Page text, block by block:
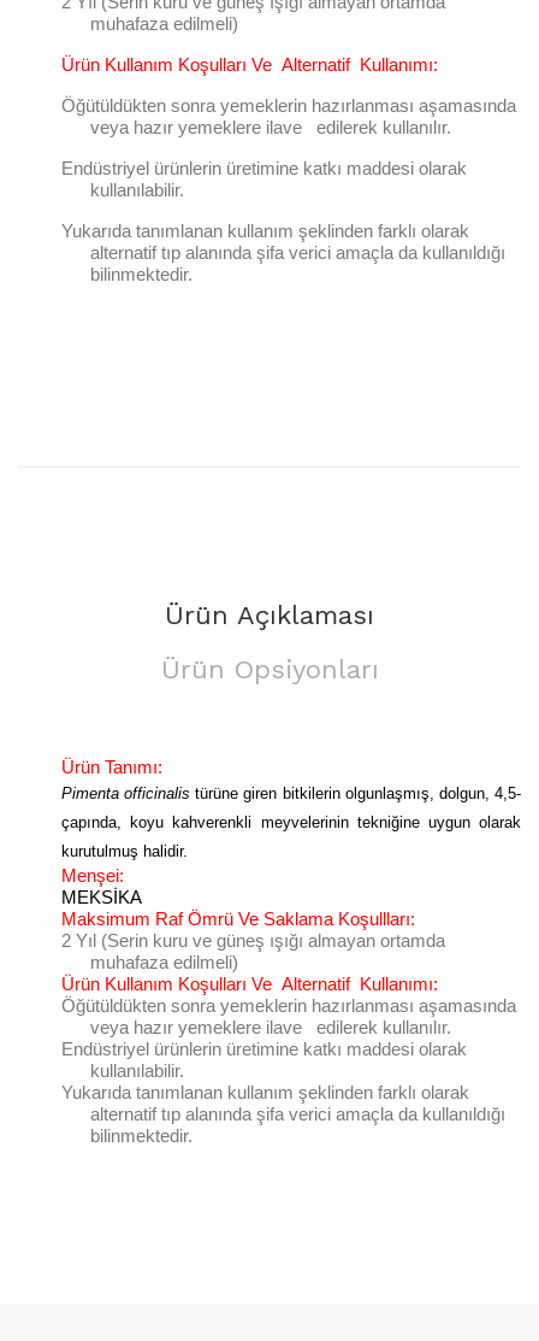
muhafaza edilmeli)
Ürün Kullanım Koşulları Ve Alternatif Kullanımı:
Öğütüldükten sonra yemeklerin hazırlanması aşamasında
veya hazır yemeklere ilave
edilerek kullanılır.
Endüstriyel ürünlerin üretimine katkı maddesi olarak
kullanılabilir.
Yukarıda tanımlanan kullanım şeklinden farklı olarak
alternatif tıp alanında şifa verici amaçla da kullanıldığı
bilinmektedir.
Ürün Açıklaması
Ürün Opsiyonları
Ürün Tanımı:
Pimenta officinalistürüne giren bitkilerin olgunlaşmış, dolgun, 4,5-
çapında, koyu kahverenkli meyvelerinin tekniğine uygun olarak
kurutulmuş halidir.
Menşei:
MEKSİKA
Maksimum Raf Ömrü Ve Saklama Koşullları:
2 Yıl (Serin kuru ve güneş ışığı almayan ortamda
muhafaza edilmeli)
Ürün Kullanım Koşulları Ve Alternatif Kullanımı:
Öğütüldükten sonra yemeklerin hazırlanması aşamasında
veya hazır yemeklere ilave
edilerek kullanılır.
Endüstriyel ürünlerin üretimine katkı maddesi olarak
kullanılabilir.
Yukarıda tanımlanan kullanım şeklinden farklı olarak
alternatif tıp alanında şifa verici amaçla da kullanıldığı
bilinmektedir.